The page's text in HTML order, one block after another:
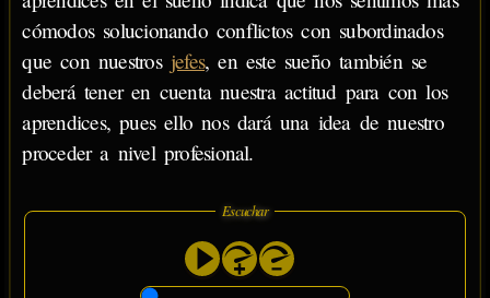
cómodos solucionando conflictos con subordinados
que con nuestros jefes, en este sueño también se
deberá tener en cuenta nuestra actitud para con los
aprendices, pues ello nos dará una idea de nuestro
proceder a nivel profesional.
Escuchar